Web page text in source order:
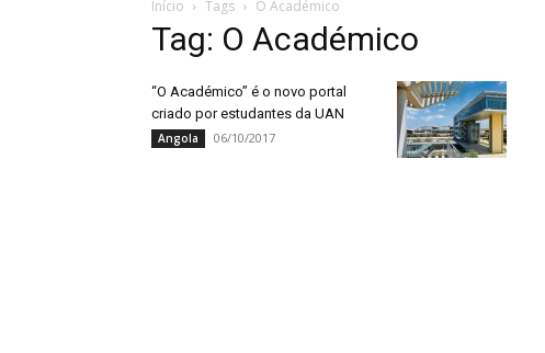
Início Tags O Académico
Tag: O Académico
“O Académico” é o novo portal
criado por estudantes da UAN
Angola 06/10/2017